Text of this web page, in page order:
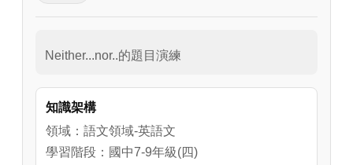
Neither...nor..的題目演練
知識架構
領域：語文領域-英語文
學習階段：國中7-9年級(四)